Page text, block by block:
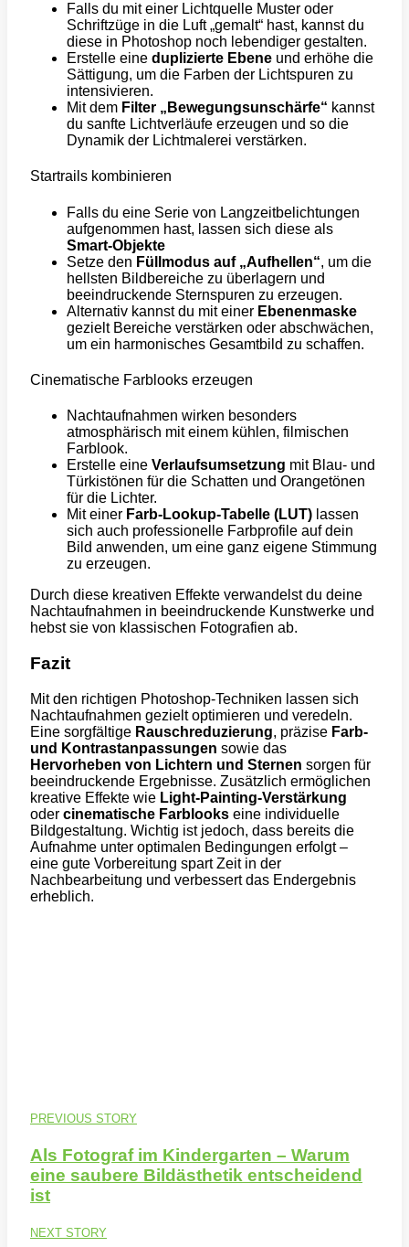
Falls du mit einer Lichtquelle Muster oder
Schriftzüge in die Luft „gemalt“ hast, kannst du
diese in Photoshop noch lebendiger gestalten.
Erstelle eine duplizierte Ebene und erhöhe die
Sättigung, um die Farben der Lichtspuren zu
intensivieren.
Mit dem Filter „Bewegungsunschärfe“ kannst
du sanfte Lichtverläufe erzeugen und so die
Dynamik der Lichtmalerei verstärken.
Startrails kombinieren
Falls du eine Serie von Langzeitbelichtungen
aufgenommen hast, lassen sich diese als
Smart-Objekte
Setze den Füllmodus auf „Aufhellen“, um die
hellsten Bildbereiche zu überlagern und
beeindruckende Sternspuren zu erzeugen.
Alternativ kannst du mit einer Ebenenmaske
gezielt Bereiche verstärken oder abschwächen,
um ein harmonisches Gesamtbild zu schaffen.
Cinematische Farblooks erzeugen
Nachtaufnahmen wirken besonders
atmosphärisch mit einem kühlen, filmischen
Farblook.
Erstelle eine Verlaufsumsetzung mit Blau- und
Türkistönen für die Schatten und Orangetönen
für die Lichter.
Mit einer Farb-Lookup-Tabelle (LUT) lassen
sich auch professionelle Farbprofile auf dein
Bild anwenden, um eine ganz eigene Stimmung
zu erzeugen.
Durch diese kreativen Effekte verwandelst du deine
Nachtaufnahmen in beeindruckende Kunstwerke und
hebst sie von klassischen Fotografien ab.
Fazit
Mit den richtigen Photoshop-Techniken lassen sich
Nachtaufnahmen gezielt optimieren und veredeln.
Eine sorgfältige Rauschreduzierung, präzise Farb-
und Kontrastanpassungen sowie das
Hervorheben von Lichtern und Sternen sorgen für
beeindruckende Ergebnisse. Zusätzlich ermöglichen
kreative Effekte wie Light-Painting-Verstärkung
oder cinematische Farblooks eine individuelle
Bildgestaltung. Wichtig ist jedoch, dass bereits die
Aufnahme unter optimalen Bedingungen erfolgt –
eine gute Vorbereitung spart Zeit in der
Nachbearbeitung und verbessert das Endergebnis
erheblich.
PREVIOUS STORY
Als Fotograf im Kindergarten – Warum
eine saubere Bildästhetik entscheidend
ist
NEXT STORY